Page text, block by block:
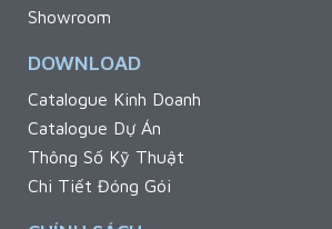
Showroom
DOWNLOAD
Catalogue Kinh Doanh
Catalogue Dự Án
Thông Số Kỹ Thuật
Chi Tiết Đóng Gói